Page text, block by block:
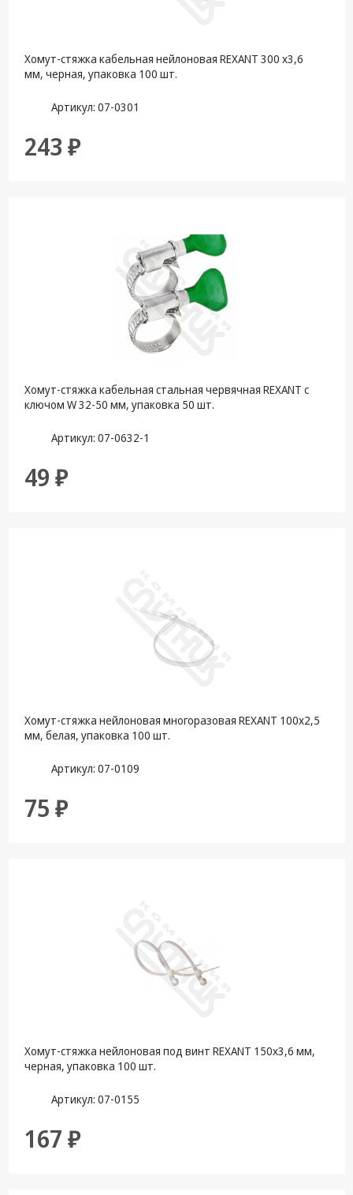
Хомут-стяжка кабельная нейлоновая REXANT 300 x3,6
мм, черная, упаковка 100 шт.
Артикул: 07-0301
243 ₽
Хомут-стяжка кабельная стальная червячная REXANT с
ключом W 32-50 мм, упаковка 50 шт.
Артикул: 07-0632-1
49 ₽
Хомут-стяжка нейлоновая многоразовая REXANT 100x2,5
мм, белая, упаковка 100 шт.
Артикул: 07-0109
75 ₽
Хомут-стяжкa нейлоновая под винт REXANT 150x3,6 мм,
черная, упаковка 100 шт.
Артикул: 07-0155
167 ₽